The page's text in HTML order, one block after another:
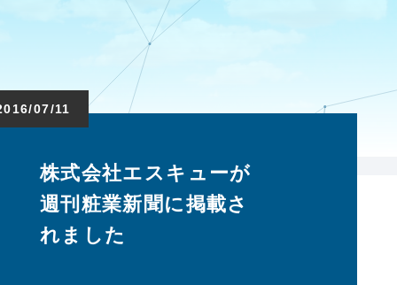
07/11
株式会社エスキューが
週刊粧業新聞に掲載さ
れました